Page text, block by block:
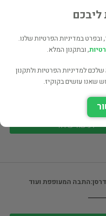
רכישה ישירה
ישראל
רכישה ישירה
המעופפת ועוד
ובפרט במדיניות הפרטיות שלנו.
, ובתקנון המלא.
למדיניות הפרטיות ולתקנון
שאנו עושים בקוקיז.